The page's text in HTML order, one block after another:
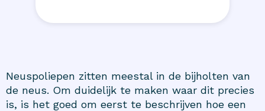
Neuspoliepen zitten meestal in de bijholten van
de neus. Om duidelijk te maken waar dit precies
is, is het goed om eerst te beschrijven hoe een